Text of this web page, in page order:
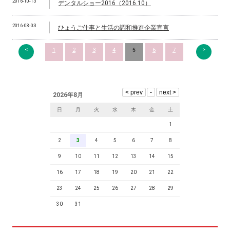
デンタルショー2016（2016.10）
2016-08-03 ひょうご仕事と生活の調和推進企業宣言
< 1 2 3 4 5 6 7 >
2026年8月
日 月 火 水 木 金 土
1
2 3 4 5 6 7 8
9 10 11 12 13 14 15
16 17 18 19 20 21 22
23 24 25 26 27 28 29
30 31